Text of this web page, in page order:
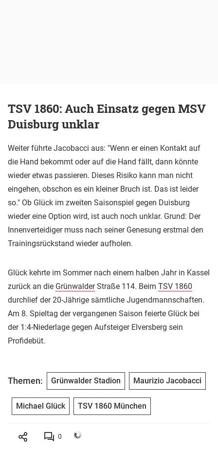
TSV 1860: Auch Einsatz gegen MSV
Duisburg unklar
Weiter führte Jacobacci aus: "Wenn er einen Kontakt auf
die Hand bekommt oder auf die Hand fällt, dann könnte
wieder etwas passieren. Dieses Risiko kann man nicht
eingehen, obschon es ein kleiner Bruch ist. Das ist leider
so." Ob Glück im zweiten Saisonspiel gegen Duisburg
wieder eine Option wird, ist auch noch unklar. Grund: Der
Innenverteidiger muss nach seiner Genesung erstmal den
Trainingsrückstand wieder aufholen.
Glück kehrte im Sommer nach einem halben Jahr in Kassel
zurück an die GrünwalderStraße 114. Beim TSV 1860
durchlief der 20-Jährige sämtliche Jugendmannschaften.
Am 8. Spieltag der vergangenen Saison feierte Glück bei
der 1:4-Niederlage gegen Aufsteiger Elversberg sein
Profidebüt.
Themen: Grünwalder Stadion Maurizio Jacobacci
Michael Glück TSV 1860 München
0